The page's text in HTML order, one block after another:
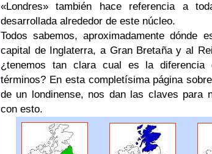
«Londres» también hace referencia a
desarrollada alrededor de este núcleo.
Todos sabemos, aproximadamente dónde
capital de Inglaterra, a Gran Bretaña y al
¿tenemos tan clara cual es la diferencia
términos? En esta completísima página
de un londinense, nos dan las claves para
con esto.